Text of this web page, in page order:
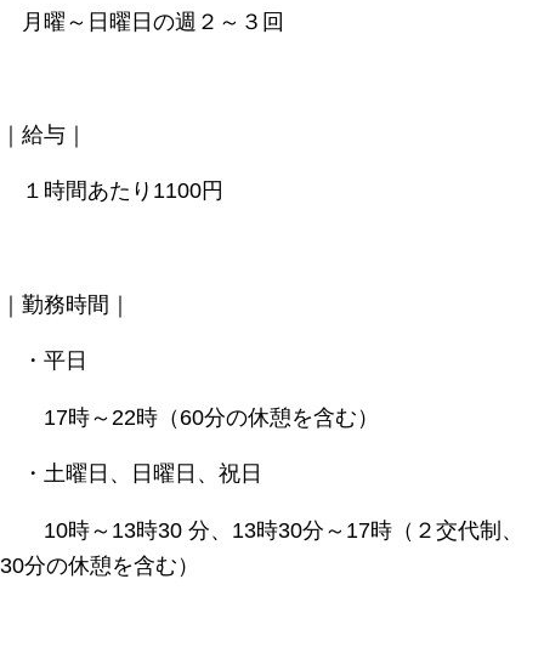
月曜～日曜日の週２～３回
｜給与｜
１時間あたり1100円
｜勤務時間｜
・平日
17時～22時（60分の休憩を含む）
・土曜日、日曜日、祝日
10時～13時30 分、13時30分～17時（２交代制、
30分の休憩を含む）